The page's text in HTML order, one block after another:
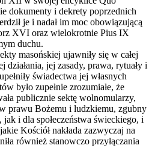
dokumenty i dekrety poprzednich
je i nadał im moc obowiązującą
XVI oraz wielokrotnie Pius IX
duchu.
masońskiej ujawniły się w całej
działania, jej zasady, prawa, rytuały i
świadectwa jej własnych
było zupełnie zrozumiałe, że
publicznie sektę wolnomularzy,
prawu Bożemu i ludzkiemu, zgubny
i dla społeczeństwa świeckiego, i
Kościół nakłada zazwyczaj na
również stanowczo przyłączania